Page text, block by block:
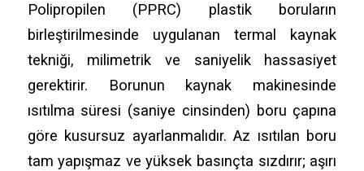
Polipropilen (PPRC) plastik boruların
birleştirilmesinde uygulanan termal kaynak
tekniği, milimetrik ve saniyelik hassasiyet
gerektirir. Borunun kaynak makinesinde
ısıtılma süresi (saniye cinsinden) boru çapına
göre kusursuz ayarlanmalıdır. Az ısıtılan boru
tam yapışmaz ve yüksek basınçta sızdırır; aşırı